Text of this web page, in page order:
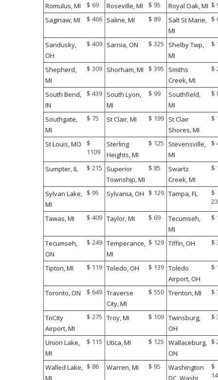
Romulus, MI $ 69 Roseville, MI $ 95 Royal Oak, MI $
Saginaw, MI
$ 466 Saline, MI $ 89
Salt St Marie,
MI
$
Sandusky,
OH
$ 409 Sarnia, ON $ 325
Shelby Twp,
MI
$
Shepherd,
MI
$ 309 Shorham, MI $ 395
Smiths
Creek, MI
$
South Bend,
IN
$ 439 South Lyon,
MI
$ 99
Southfield,
MI
$
Southgate,
MI
$ 75 St Clair, MI $ 199 St Clair
Shores, MI
$
St Louis, MO
$
1109
Sterling
Heights, MI
$ 125
Stevensville,
MI
$
Sumpter, IL $ 215
Superior
Township, MI
$ 85
Swartz
Creek, MI
$
Sylvan Lake,
MI
$ 95 Sylvania, OH $ 129 Tampa, FL
$
Tawas, MI
$ 409 Taylor, MI $ 69
Tecumseh,
MI
$
Tecumseh,
ON
$ 249 Temperance,
MI
$ 129 Tiffin, OH $
Tipton, MI $ 119 Toledo, OH $ 139 Toledo
Airport, OH
$
Toronto, ON $ 649 Traverse
City, MI
$ 550 Trenton, MI $
TriCity
Airport, MI
$ 275 Troy, MI $ 109 Twinsburg,
OH
$
Union Lake,
MI
$ 115 Utica, MI $ 125 Wallaceburg,
ON
$
Walled Lake,
MI
$ 86 Warren, MI $ 95
Washington
DC, Washi
$